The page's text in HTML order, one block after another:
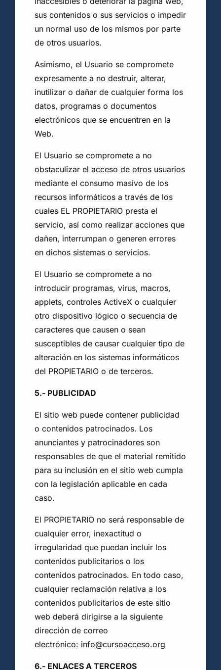
sus contenidos o sus servicios o impedir
un normal uso de los mismos por parte
de otros usuarios.
Asimismo, el Usuario se compromete
expresamente a no destruir, alterar,
inutilizar o dañar de cualquier forma los
datos, programas o documentos
electrónicos que se encuentren en la
Web.
El Usuario se compromete a no
obstaculizar el acceso de otros usuarios
mediante el consumo masivo de los
recursos informáticos a través de los
cuales EL PROPIETARIO presta el
servicio, así como realizar acciones que
dañen, interrumpan o generen errores
en dichos sistemas o servicios.
El Usuario se compromete a no
introducir programas, virus, macros,
applets, controles ActiveX o cualquier
otro dispositivo lógico o secuencia de
caracteres que causen o sean
susceptibles de causar cualquier tipo de
alteración en los sistemas informáticos
del PROPIETARIO o de terceros.
5.- PUBLICIDAD
El sitio web puede contener publicidad
o contenidos patrocinados. Los
anunciantes y patrocinadores son
responsables de que el material remitido
para su inclusión en el sitio web cumpla
con la legislación aplicable en cada
caso.
El PROPIETARIO no será responsable de
cualquier error, inexactitud o
irregularidad que puedan incluir los
contenidos publicitarios o los
contenidos patrocinados. En todo caso,
cualquier reclamación relativa a los
contenidos publicitarios de este sitio
web deberá dirigirse a la siguiente
dirección de correo
electrónico: info@cursoacceso.org
6.- ENLACES A TERCEROS